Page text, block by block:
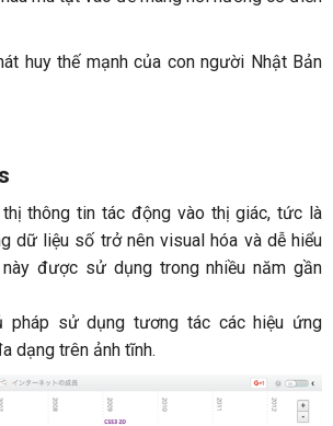
huy thế mạnh của con người Nhật Bản
thông tin tác động vào thị giác, tức là
dữ liệu số trở nên visual hóa và dễ hiểu
được sử dụng trong nhiều năm gần
pháp sử dụng tương tác các hiệu ứng
dạng trên ảnh tĩnh.